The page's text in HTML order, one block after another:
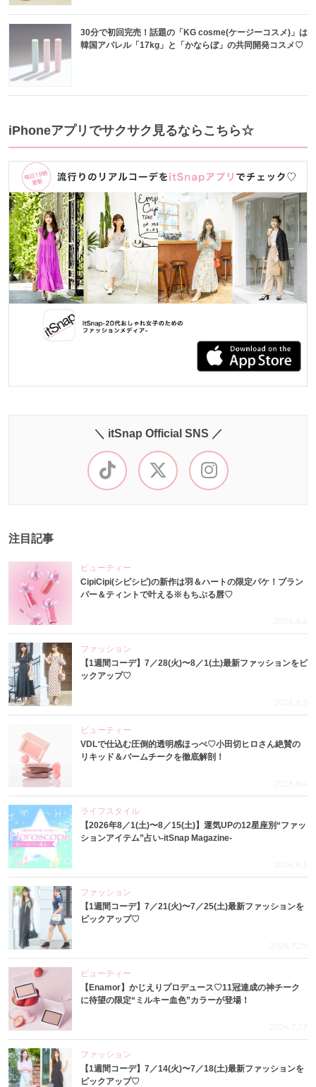
30分で初回完売！話題の「KG cosme(ケージーコスメ)」は
韓国アパレル「17kg」と「かならぼ」の共同開発コスメ♡
iPhoneアプリでサクサク見るならこちら☆
＼ itSnap Official SNS ／
注目記事
ビューティー
CipiCipi(シピシピ)の新作は羽＆ハートの限定パケ！プラン
パー＆ティントで叶える※もちぷる唇♡
2026.8.6
ファッション
【1週間コーデ】7／28(火)〜8／1(土)最新ファッションをピ
ックアップ♡
2026.8.5
ビューティー
VDLで仕込む圧倒的透明感ほっぺ♡小田切ヒロさん絶賛の
リキッド＆バームチークを徹底解剖！
2026.8.4
ライフスタイル
【2026年8／1(土)〜8／15(土)】運気UPの12星座別“ファッ
ションアイテム”占い-itSnap Magazine-
2026.8.1
ファッション
【1週間コーデ】7／21(火)〜7／25(土)最新ファッションを
ピックアップ♡
2026.7.29
ビューティー
【Enamor】かじえりプロデュース♡11冠達成の神チーク
に待望の限定“ミルキー血色”カラーが登場！
2026.7.27
ファッション
【1週間コーデ】7／14(火)〜7／18(土)最新ファッションを
ピックアップ♡